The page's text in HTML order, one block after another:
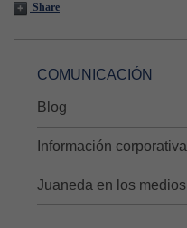
Share
COMUNICACIÓN
Blog
Información corporativa
Juaneda en los medios